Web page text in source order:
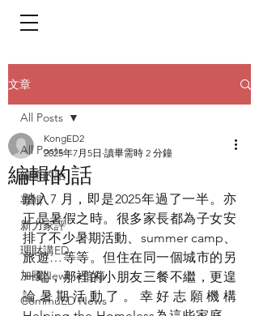
文章
All Posts
編輯的話
專輯
新力家評
理財講ED
加國Newbie信箱
CommuED News
All Posts
編輯的話
KongED2
2025年7月5日 讀畢需時 2 分鐘
踏入7 月，即是2025年過了一半。亦
正是暑假之時。很多家長都為子女安
排了不少暑期活動、summer camp、
旅遊…等等。但住在同一個城市的另
一端，那裡的小朋友三餐不繼，更遑
論暑期活動了。幸好志願機構